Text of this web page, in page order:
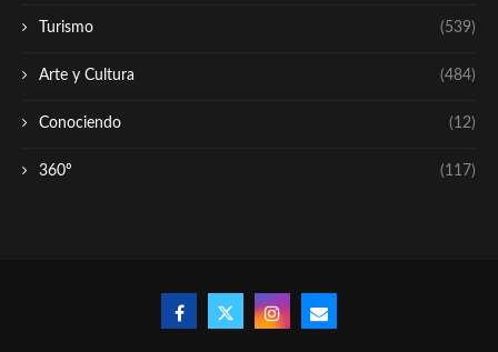
Turismo (539)
Arte y Cultura (484)
Conociendo (12)
360º (117)